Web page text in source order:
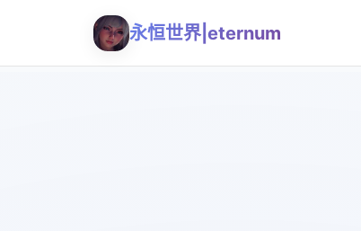
永恒世界|eternum